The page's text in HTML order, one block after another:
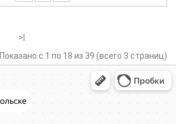
>|
Показано с 1 по 18 из 39 (всего 3 страниц)